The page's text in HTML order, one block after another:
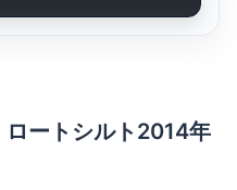
ロートシルト2014年